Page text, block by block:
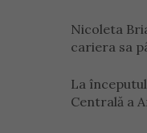
Nicoleta
cariera sa
La
Centrală a